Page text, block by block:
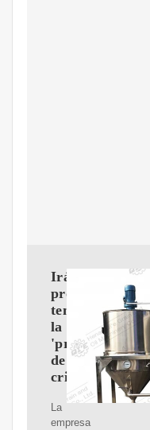
Irán
prohíbe
temporalmente
la
'producción'
de
criptomonedas
La
empresa